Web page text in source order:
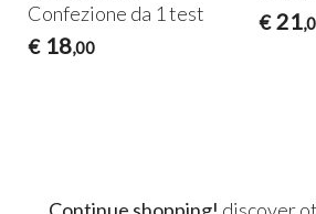
Confezione da 1 test
€ 18,00
€ 21